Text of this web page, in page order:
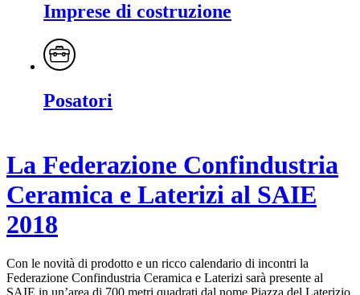
Imprese di costruzione
Posatori
La Federazione Confindustria
Ceramica e Laterizi al SAIE
2018
Con le novità di prodotto e un ricco calendario di incontri la
Federazione Confindustria Ceramica e Laterizi sarà presente al
SAIE in un’area di 700 metri quadrati dal nome Piazza del Laterizio